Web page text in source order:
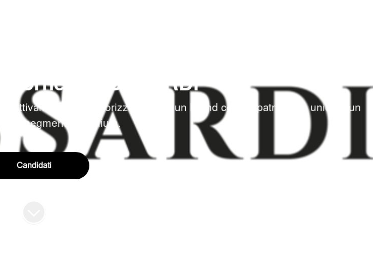
TRUSSARDI
attivamente alla valorizzazione di un Brand con un patrimonio unico e un
nel segmento premium.
Candidati